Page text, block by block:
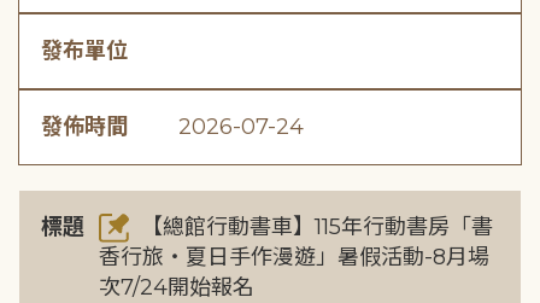
發布單位
發佈時間 2026-07-24
標題
【總館行動書車】115年行動書房「書
香行旅・夏日手作漫遊」暑假活動-8月場
次7/24開始報名